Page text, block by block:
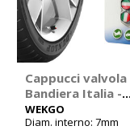
Cappucci valvola
Bandiera Italia -
WEKGO
WEKGO
Diam. interno: 7mm